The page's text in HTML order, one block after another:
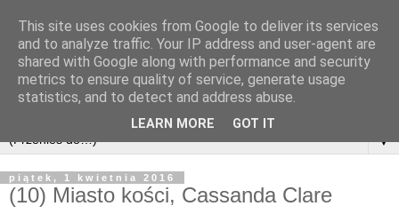
▼
piątek, 1 kwietnia 2016
(10) Miasto kości, Cassanda Clare
This site uses cookies from Google to deliver its services
and to analyze traffic. Your IP address and user-agent are
shared with Google along with performance and security
metrics to ensure quality of service, generate usage
statistics, and to detect and address abuse.
LEARN MORE GOT IT